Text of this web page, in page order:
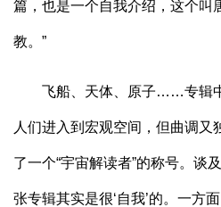
篇，也是一个自我介绍，这个叫
教。”
飞船、天体、原子……专辑中
人们进入到宏观空间，但曲调又
了一个“宇宙解读者”的称号。谈
张专辑其实是很‘自我’的。一方